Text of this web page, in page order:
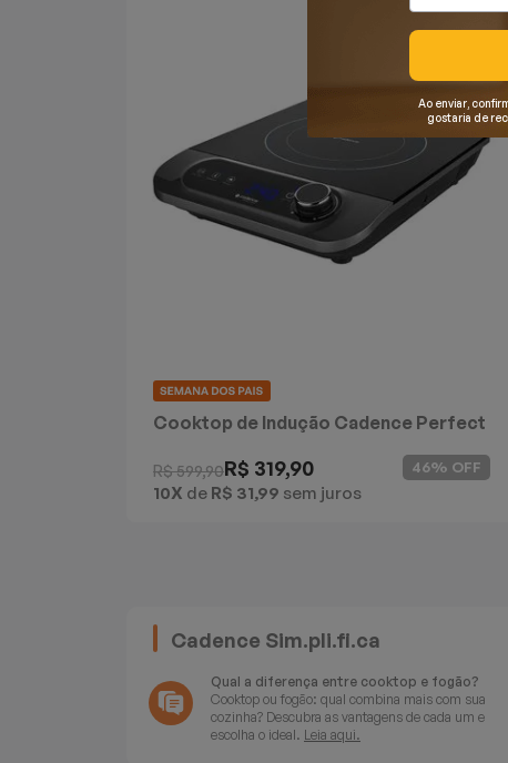
Cooktop de Indução Cadence Perfect
R$ 599,90R$ 319,90
10X de R$ 31,99 sem juros
46% OFF
Cadence Sim.pli.fi.ca
Qual a diferença entre cooktop e fogão?
Cooktop ou fogão: qual combina mais com sua
cozinha? Descubra as vantagens de cada um e
escolha o ideal. Leia aqui.
Ao enviar,
gostaria de